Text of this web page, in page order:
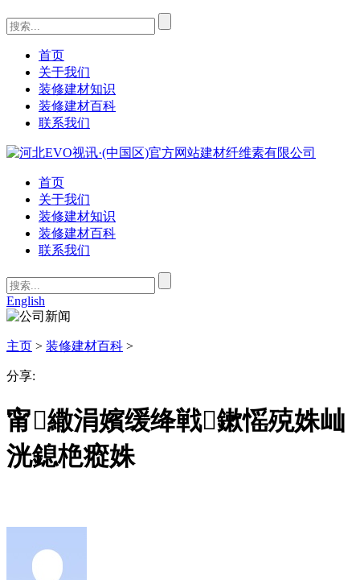
首页
关于我们
装修建材知识
装修建材百科
联系我们
首页
关于我们
装修建材知识
装修建材百科
联系我们
English
主页 > 装修建材百科 >
分享:
甯繖涓嬪缓绛戦鏉愮殑姝屾
洸鎴栬瘲姝